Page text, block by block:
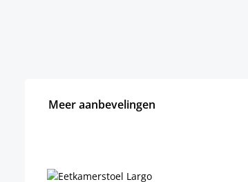
Meer aanbevelingen